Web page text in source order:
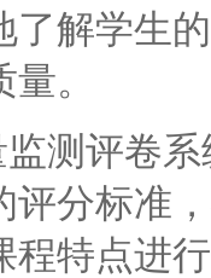
了解学生
。
评卷系
评分标准
程特点进